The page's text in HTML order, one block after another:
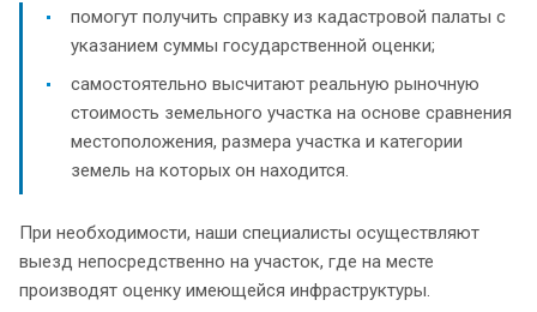
помогут получить справку из кадастровой палаты с
указанием суммы государственной оценки;
самостоятельно высчитают реальную рыночную
стоимость земельного участка на основе сравнения
местоположения, размера участка и категории
земель на которых он находится.
При необходимости, наши специалисты осуществляют
выезд непосредственно на участок, где на месте
производят оценку имеющейся инфраструктуры.